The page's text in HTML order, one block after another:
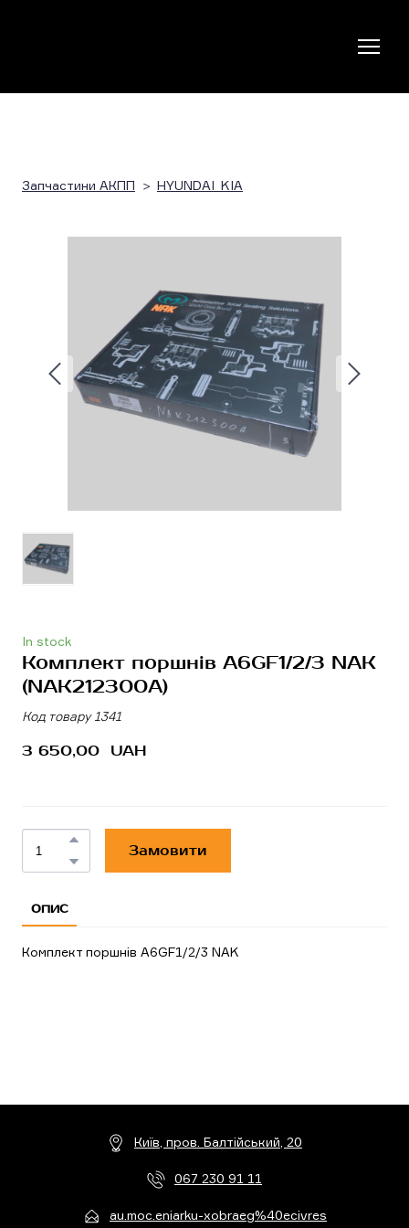
Запчастини АКПП HYUNDAI_KIA
In stock
Комплект поршнів A6GF1/2/3 NAK
(NAK212300A)
Код товару 1341
3 650,00  UAH
Замовити
ОПИС
Комплект поршнів A6GF1/2/3 NAK
Київ, пров. Балтійський, 20
067 230 91 11
au.moc.eniarku-xobraeg%40ecivres